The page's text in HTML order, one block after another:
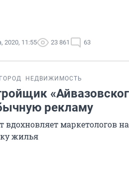
2020, 11:55 23 861 63
ГОРОД НЕДВИЖИМОСТЬ
рекламу
вдохновляет маркетологов
жилья